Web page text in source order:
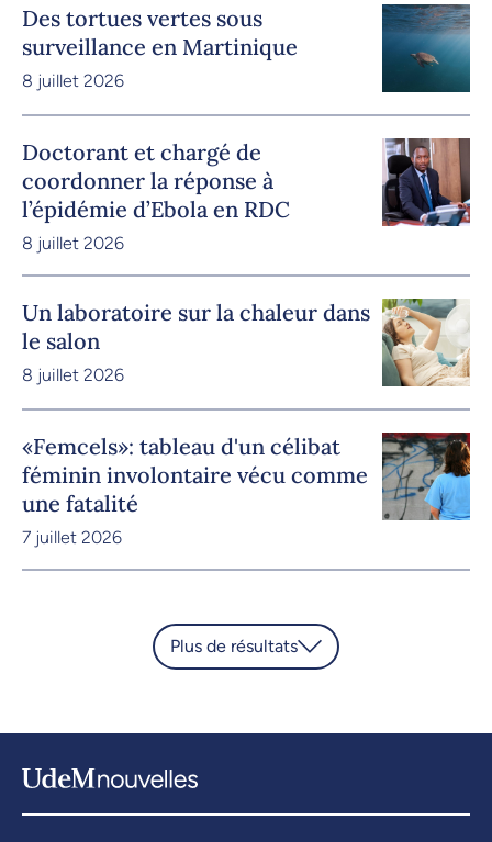
Des tortues vertes sous
surveillance en Martinique
8 juillet 2026
Doctorant et chargé de
coordonner la réponse à
l’épidémie d’Ebola en RDC
8 juillet 2026
Un laboratoire sur la chaleur dans
le salon
8 juillet 2026
«Femcels»: tableau d'un célibat
féminin involontaire vécu comme
une fatalité
7 juillet 2026
Plus de résultats